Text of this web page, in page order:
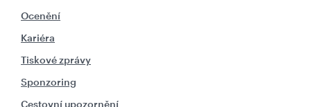
Ocenění
Kariéra
Tiskové zprávy
Sponzoring
Cestovní upozornění